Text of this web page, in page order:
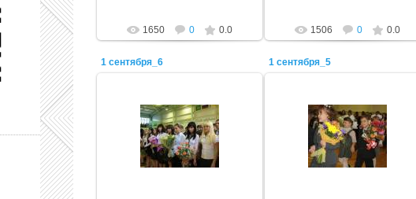
1650 0 0.0 1506 0 0.0
1 сентября_6
22.11.2011
Admin
1 сентября_5
22.11.2011
Admin